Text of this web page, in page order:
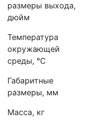
размеры выхода,
дюйм
Температура
окружающей
среды, °С
Габаритные
размеры, мм
Масса, кг